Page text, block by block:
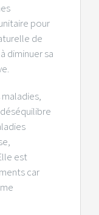
pour
de
diminuer sa
est
car